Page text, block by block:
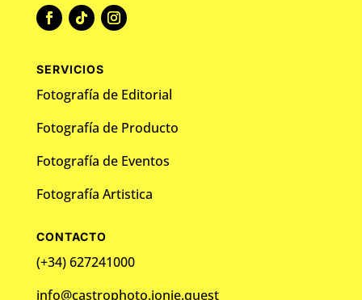
SERVICIOS
Fotografía de Editorial
Fotografía de Producto
Fotografía de Eventos
Fotografía Artistica
CONTACTO
(+34) 627241000
info@castrophoto.jonie.quest